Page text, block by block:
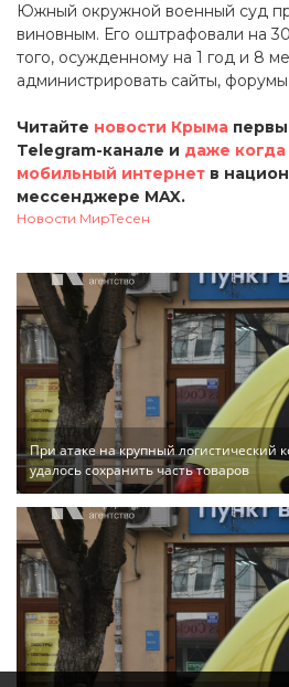
Южный окружной военный суд
виновным. Его оштрафовали на
того, осужденному на 1 год и 8
администрировать сайты,
Читайте новости Крыма
Telegram-канале и даже
мобильный интернет в
мессенджере MAX.
Новости МирТесен
При атаке на крупный логистический
удалось сохранить часть товаров